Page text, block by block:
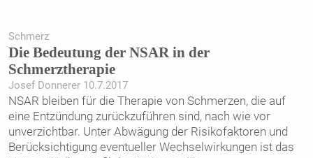
Schmerz
Die Bedeutung der NSAR in der
Schmerztherapie
Josef Donnerer 10.7.2017
NSAR bleiben für die Therapie von Schmerzen, die auf
eine Entzündung zurückzuführen sind, nach wie vor
unverzichtbar. Unter Abwägung der Risikofaktoren und
Berücksichtigung eventueller Wechselwirkungen ist das